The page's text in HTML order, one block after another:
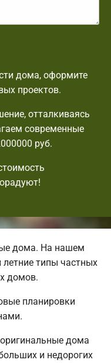
дома, оформите
проектов.
отталкиваясь
современные
руб.
дома. На нашем
типы частных
домов.
планировки
дома
и недорогих